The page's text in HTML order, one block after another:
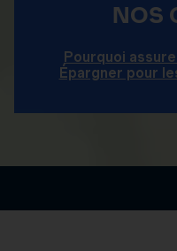
NOS
Pourquoi
Épargner pour